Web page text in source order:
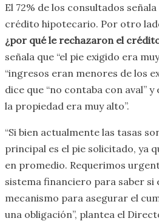
El 72% de los consultados
crédito hipotecario. Por otro
¿por qué le rechazaron el
señala que “el pie exigido era
“ingresos eran menores de los
dice que “no contaba con aval” y
la propiedad era muy alto”.
“Si bien actualmente las tasas
principal es el pie solicitado, ya
en promedio. Requerimos
sistema financiero para saber si
mecanismo para asegurar el
una obligación”, plantea el